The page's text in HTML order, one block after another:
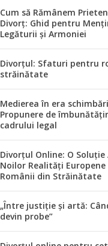
Cum să Rămânem
Divorț: Ghid pentru
Legăturii și Armoniei
Divorțul: Sfaturi pentru
străinătate
Medierea în era
Propunere de
cadrului legal
Divorțul Online: O
Noilor Realități
Românii din Străinătate
„Între justiție și artă:
devin probe”